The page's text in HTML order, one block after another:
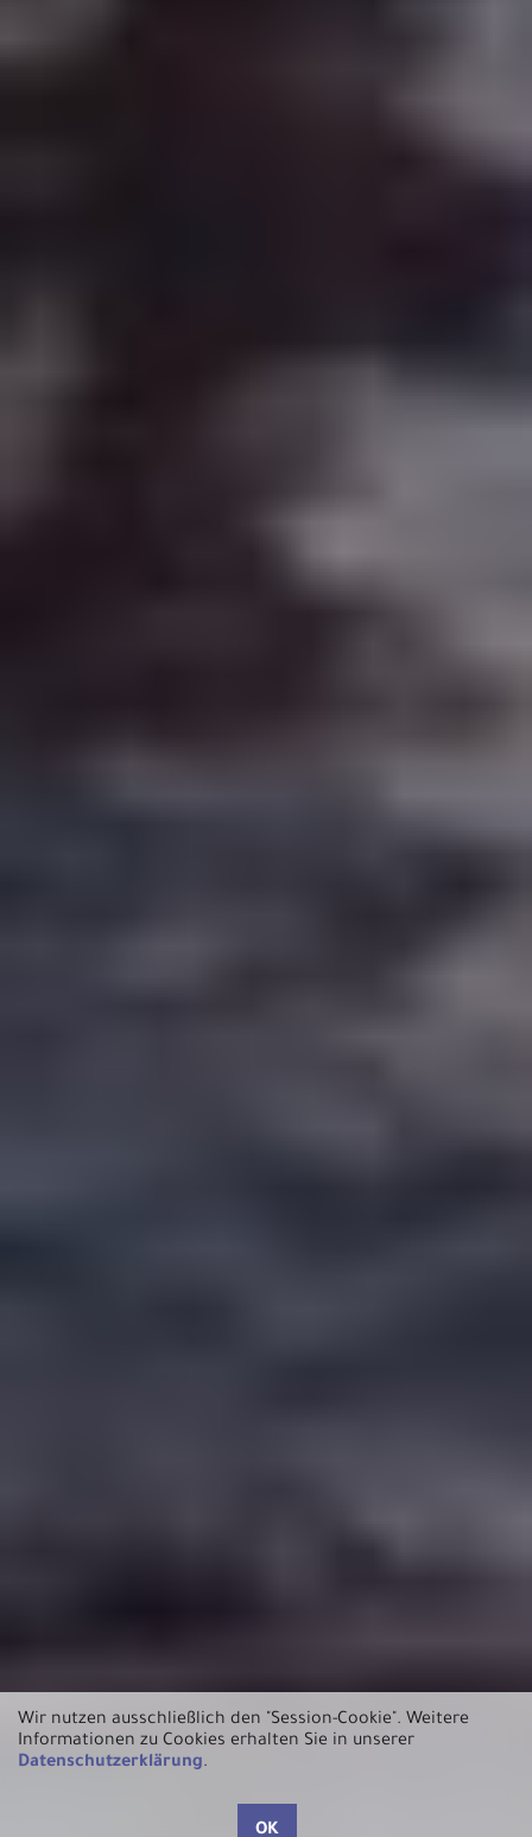
Wir nutzen ausschließlich den "Session-Cookie". Weitere
Informationen zu Cookies erhalten Sie in unserer
Datenschutzerklärung.
OK